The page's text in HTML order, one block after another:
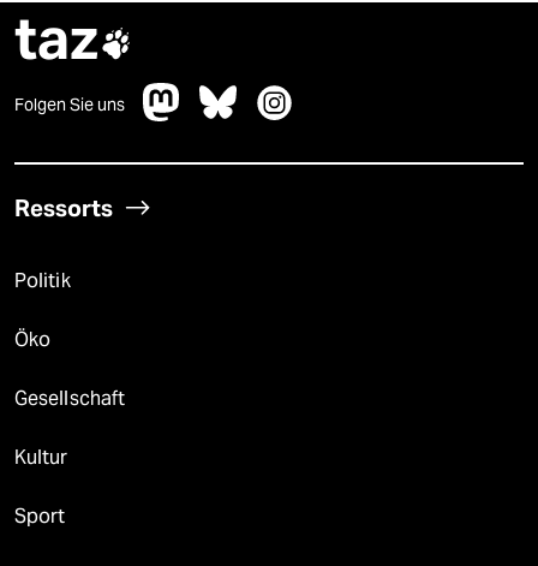
taz
Folgen Sie uns
Ressorts
Politik
Öko
Gesellschaft
Kultur
Sport